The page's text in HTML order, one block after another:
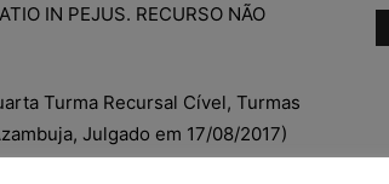
IN PEJUS. RECURSO NÃO
Turma Recursal Cível, Turmas
Julgado em 17/08/2017)